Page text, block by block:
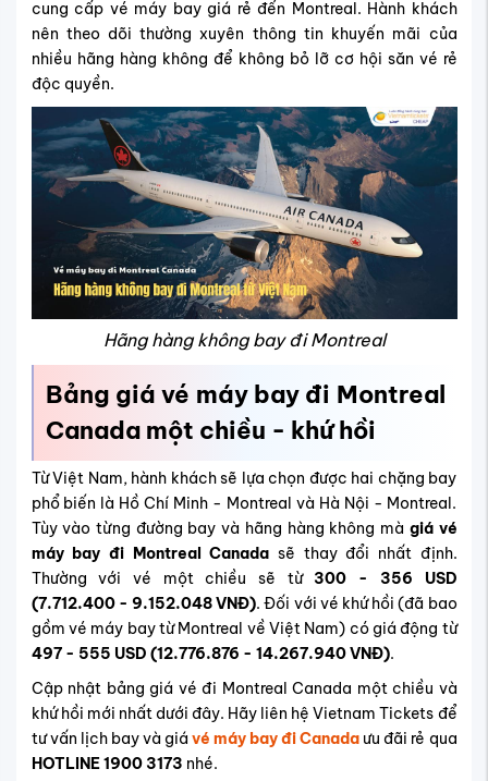
cung cấp vé máy bay giá rẻ đến Montreal. Hành khách
nên theo dõi thường xuyên thông tin khuyến mãi của
nhiều hãng hàng không để không bỏ lỡ cơ hội săn vé rẻ
độc quyền.
Hãng hàng không bay đi Montreal
Bảng giá vé máy bay đi Montreal
Canada một chiều - khứ hồi
Từ Việt Nam, hành khách sẽ lựa chọn được hai chặng bay
phổ biến là Hồ Chí Minh - Montreal và Hà Nội - Montreal.
Tùy vào từng đường bay và hãng hàng không mà giá vé
máy bay đi Montreal Canada sẽ thay đổi nhất định.
Thường với vé một chiều sẽ từ 300 - 356 USD
(7.712.400 - 9.152.048 VNĐ). Đối với vé khứ hồi (đã bao
gồm vé máy bay từ Montreal về Việt Nam) có giá động từ
497 - 555 USD (12.776.876 - 14.267.940 VNĐ).
Cập nhật bảng giá vé đi Montreal Canada một chiều và
khứ hồi mới nhất dưới đây. Hãy liên hệ Vietnam Tickets để
tư vấn lịch bay và giá vé máy bay đi Canada ưu đãi rẻ qua
HOTLINE 1900 3173 nhé.